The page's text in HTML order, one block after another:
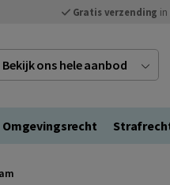
Gratis verzending in
Bekijk ons hele aanbod
Omgevingsrecht